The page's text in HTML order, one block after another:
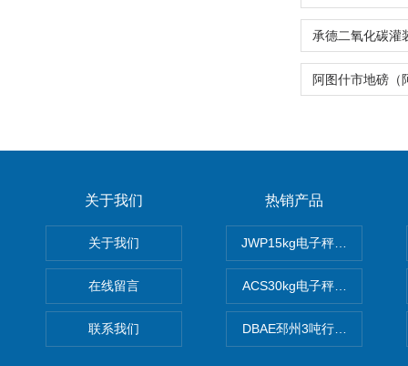
关于我们
关于我们
在线留言
联系我们
热销产品
JWP15kg电子秤价格,15公
ACS30kg电子秤价格,30公
DBAE邳州3吨行车电子吊秤